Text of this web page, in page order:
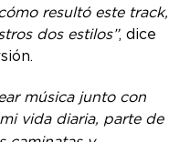
resultó este track,
dos estilos”, dice
música junto con
vida diaria, parte de